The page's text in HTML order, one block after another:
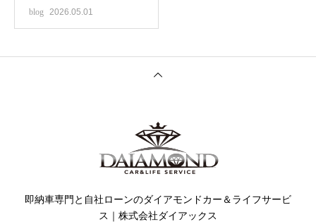
blog 2026.05.01
即納車専門と自社ローンのダイアモンドカー＆ライフサービ
ス｜株式会社ダイアックス